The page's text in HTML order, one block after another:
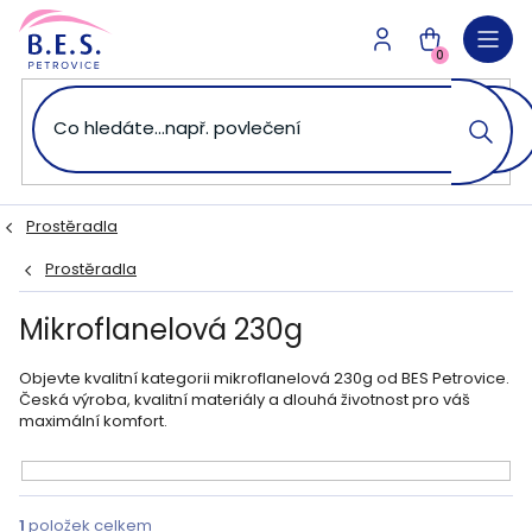
Přejít
obsah
NÁKUPNÍ
KOŠÍK
0
Prostěradla
Prostěradla
Mikroflanelová 230g
Objevte kvalitní kategorii mikroflanelová 230g od BES Petrovice.
Česká výroba, kvalitní materiály a dlouhá životnost pro váš
maximální komfort.
1 položek celkem
V
ý